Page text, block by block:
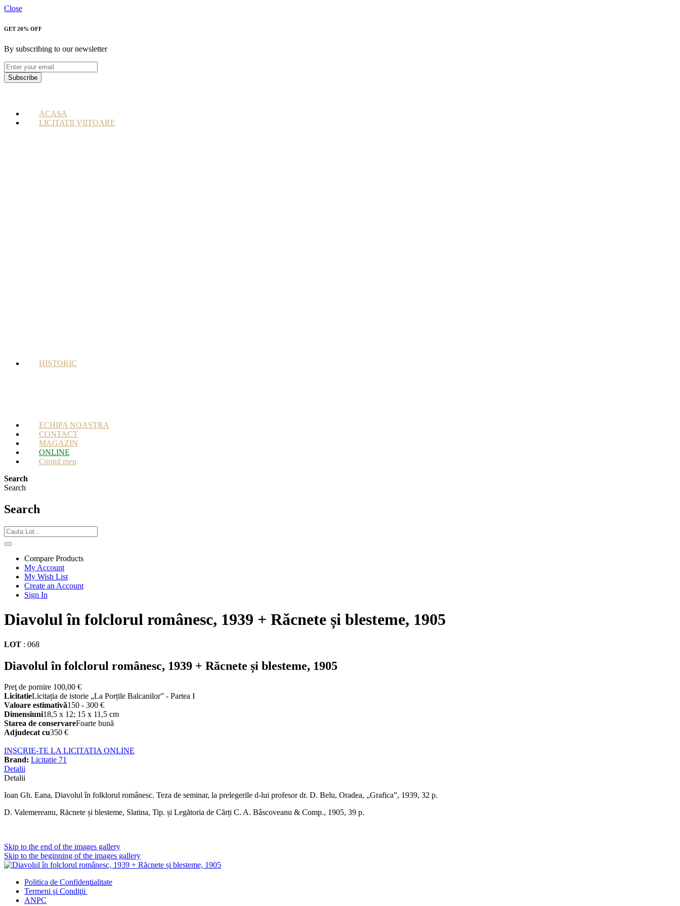
Close
GET 20% OFF
By subscribing to our newsletter
Subscribe
ACASA
LICITATII VIITOARE
HISTORIC
ECHIPA NOASTRA
CONTACT
MAGAZIN
ONLINE
Contul meu
Search
Search
Search
Compare Products
My Account
My Wish List
Create an Account
Sign In
Diavolul în folclorul românesc, 1939 + Răcnete și blesteme, 1905
LOT : 068
Diavolul în folclorul românesc, 1939 + Răcnete și blesteme, 1905
Preţ de pornire 100,00 €
LicitatieLicitația de istorie „La Porțile Balcanilor” - Partea I
Valoare estimativă150 - 300 €
Dimensiuni18,5 x 12; 15 x 11,5 cm
Starea de conservareFoarte bună
Adjudecat cu350 €
INSCRIE-TE LA LICITATIA ONLINE
Brand: Licitatie 71
Detalii
Detalii
Ioan Gh. Eana, Diavolul în folklorul românesc. Teza de seminar, la prelegerile d-lui profesor dr. D. Belu, Oradea, „Grafica”, 1939, 32 p.
D. Valemereanu, Răcnete și blesteme, Slatina, Tip. și Legătoria de Cărți C. A. Bâscoveanu & Comp., 1905, 39 p.
Skip to the end of the images gallery
Skip to the beginning of the images gallery
Politica de Confidenţialitate
Termeni şi Condiţii
ANPC